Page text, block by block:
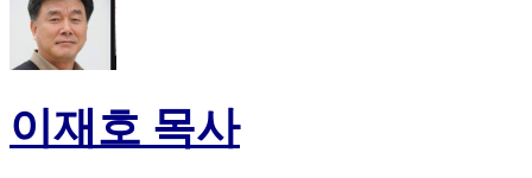
이재호 목사